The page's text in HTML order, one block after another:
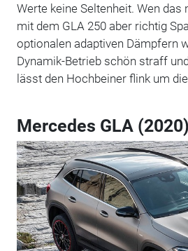
Werte keine Seltenheit. Wen das
mit dem GLA 250 aber richtig
optionalen adaptiven Dämpfern
Dynamik-Betrieb schön straff
lässt den Hochbeiner flink um
Mercedes GLA (2020)